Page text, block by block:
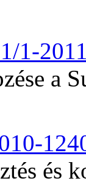
1-
a
és